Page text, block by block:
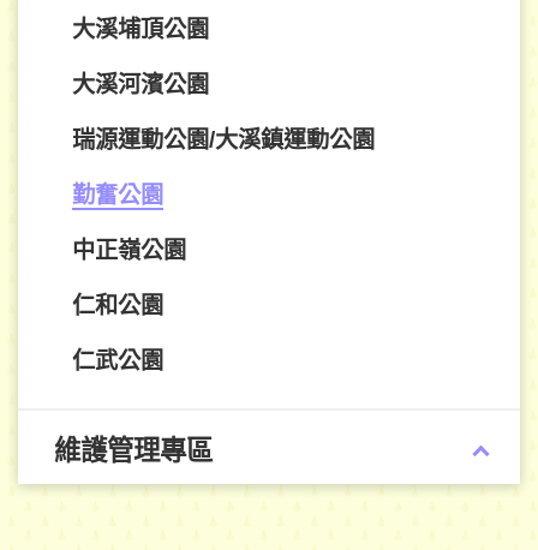
大溪埔頂公園
大溪河濱公園
瑞源運動公園/大溪鎮運動公園
勤奮公園
中正嶺公園
仁和公園
仁武公園
維護管理專區